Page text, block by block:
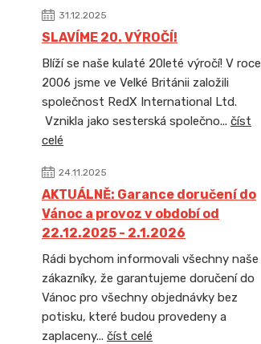
31.12.2025
SLAVÍME 20. VÝROČÍ!
Blíží se naše kulaté 20leté výročí! V roce
2006 jsme ve Velké Británii založili
společnost RedX International Ltd.
Vznikla jako sesterská společno... číst
celé
24.11.2025
AKTUÁLNĚ: Garance doručení do
Vánoc a provoz v období od
22.12.2025 - 2.1.2026
Rádi bychom informovali všechny naše
zákazníky, že garantujeme doručení do
Vánoc pro všechny objednávky bez
potisku, které budou provedeny a
zaplaceny... číst celé